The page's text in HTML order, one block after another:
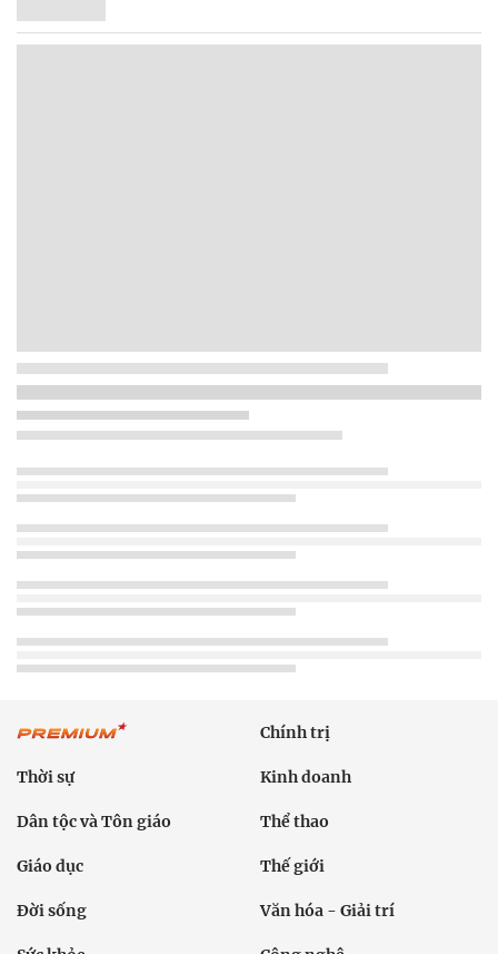
Chính trị
Thời sự Kinh doanh
Dân tộc và Tôn giáo Thể thao
Giáo dục Thế giới
Đời sống Văn hóa - Giải trí